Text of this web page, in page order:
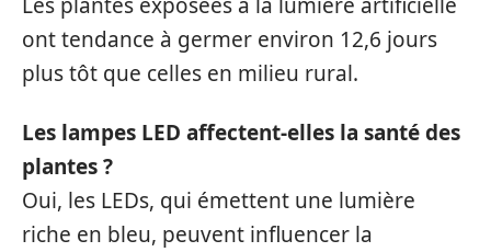
Les plantes exposées à la lumière artificielle
ont tendance à germer environ 12,6 jours
plus tôt que celles en milieu rural.
Les lampes LED affectent-elles la santé des
plantes ?
Oui, les LEDs, qui émettent une lumière
riche en bleu, peuvent influencer la